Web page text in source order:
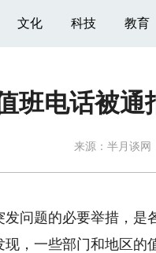
文化 科技 教育
班电话被
来源： 半月谈网
题的必要举措，是
，一些部门和地区的